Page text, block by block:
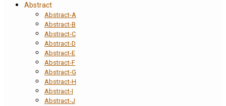
Abstract
Abstract-A
Abstract-B
Abstract-C
Abstract-D
Abstract-E
Abstract-F
Abstract-G
Abstract-H
Abstract-I
Abstract-J